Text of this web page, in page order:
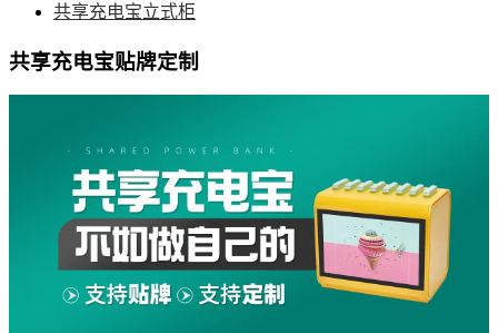
共享充电宝立式柜
共享充电宝贴牌定制